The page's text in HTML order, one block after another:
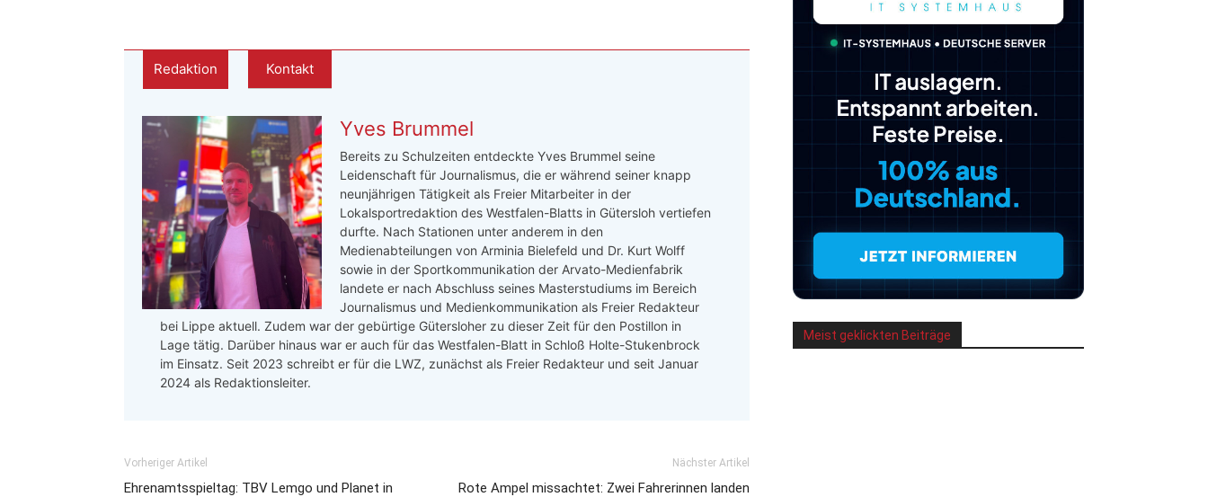
Redaktion Kontakt
Yves Brummel
Bereits zu Schulzeiten entdeckte Yves Brummel seine
Leidenschaft für Journalismus, die er während seiner knapp
neunjährigen Tätigkeit als Freier Mitarbeiter in der
Lokalsportredaktion des Westfalen-Blatts in Gütersloh vertiefen
durfte. Nach Stationen unter anderem in den
Medienabteilungen von Arminia Bielefeld und Dr. Kurt Wolff
sowie in der Sportkommunikation der Arvato-Medienfabrik
landete er nach Abschluss seines Masterstudiums im Bereich
Journalismus und Medienkommunikation als Freier Redakteur
bei Lippe aktuell. Zudem war der gebürtige Gütersloher zu dieser Zeit für den Postillon in
Lage tätig. Darüber hinaus war er auch für das Westfalen-Blatt in Schloß Holte-Stukenbrock
im Einsatz. Seit 2023 schreibt er für die LWZ, zunächst als Freier Redakteur und seit Januar
2024 als Redaktionsleiter.
Vorheriger Artikel
Ehrenamtsspieltag: TBV Lemgo und Planet in
Nächster Artikel
Rote Ampel missachtet: Zwei Fahrerinnen landen
Meist geklickten Beiträge